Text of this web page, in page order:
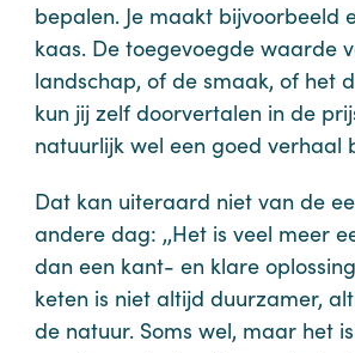
bepalen. Je maakt bijvoorbeeld
kaas. De toegevoegde waarde
landschap, of de smaak, of het
kun jij zelf doorvertalen in de
natuurlijk wel een goed verhaal
Dat kan uiteraard niet van de
andere dag: ,,Het is veel meer
dan een kant- en klare
keten is niet altijd duurzamer,
de natuur. Soms wel, maar het